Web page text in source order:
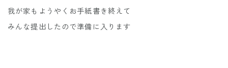
我が家もようやくお手紙書き終えて
みんな提出したので準備に入ります